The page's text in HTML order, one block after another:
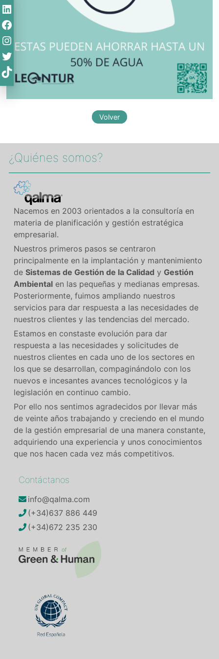
¿Quiénes somos?​
Nacemos en 2003 orientados a la consultoría en
materia de planificación y gestión estratégica
empresarial.
Nuestros primeros pasos se centraron
principalmente en la implantación y mantenimiento
de Sistemas de Gestión de la Calidad y Gestión
Ambientalen las pequeñas y medianas empresas.
Posteriormente, fuimos ampliando nuestros
servicios para dar respuesta a las necesidades de
nuestros clientes y las tendencias del mercado.
Estamos en constaste evolución para dar
respuesta a las necesidades y solicitudes de
nuestros clientes en cada uno de los sectores en
los que se desarrollan, compaginándolo con los
nuevos e incesantes avances tecnológicos y la
legislación en continuo cambio.
Por ello nos sentimos agradecidos por llevar más
de veinte años trabajando y creciendo en el mundo
de la gestión empresarial de una manera constante,
adquiriendo una experiencia y unos conocimientos
que nos hacen cada vez más competitivos.
Contáctanos
info@qalma.com
(+34)637 886 449
(+34)672 235 230
LinkedIn
Facebook
Instagram
Twitter
TikTok